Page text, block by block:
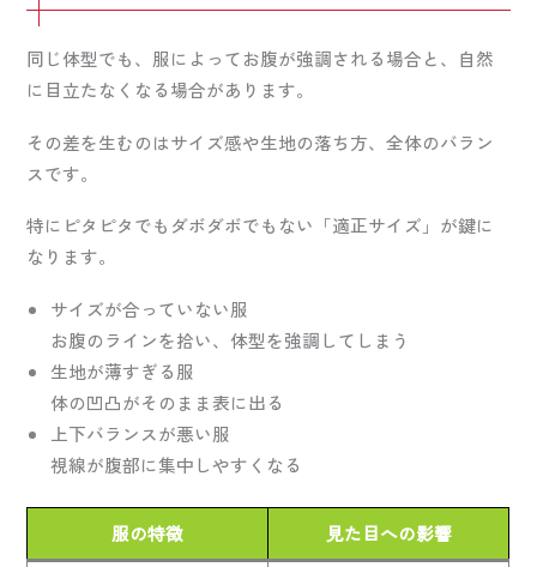
同じ体型でも、服によってお腹が強調される場合と、自然
に目立たなくなる場合があります。
その差を生むのはサイズ感や生地の落ち方、全体のバラン
スです。
特にピタピタでもダボダボでもない「適正サイズ」が鍵に
なります。
サイズが合っていない服
お腹のラインを拾い、体型を強調してしまう
生地が薄すぎる服
体の凹凸がそのまま表に出る
上下バランスが悪い服
視線が腹部に集中しやすくなる
服の特徴 見た目への影響